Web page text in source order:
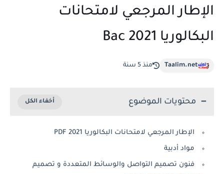
الإطار المرجعي لامتحانات
البكالوريا 2021 Bac
Taalim.net منذ 5 سنة
محتويات الموضوع
الإطار المرجعي لامتحانات البكالوريا 2021 PDF
​مواد أدبية
​فنون تصميم التواصل والوسائط المتعددة و تصميم